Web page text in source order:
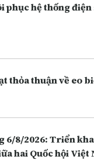
phục hệ thống điện
thỏa thuận về eo
6/8/2026: Triển
hai Quốc hội Việt